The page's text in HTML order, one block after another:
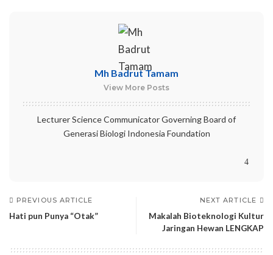
Mh Badrut Tamam
View More Posts
Lecturer Science Communicator Governing Board of
Generasi Biologi Indonesia Foundation
PREVIOUS ARTICLE
Hati pun Punya “Otak”
NEXT ARTICLE
Makalah Bioteknologi Kultur
Jaringan Hewan LENGKAP